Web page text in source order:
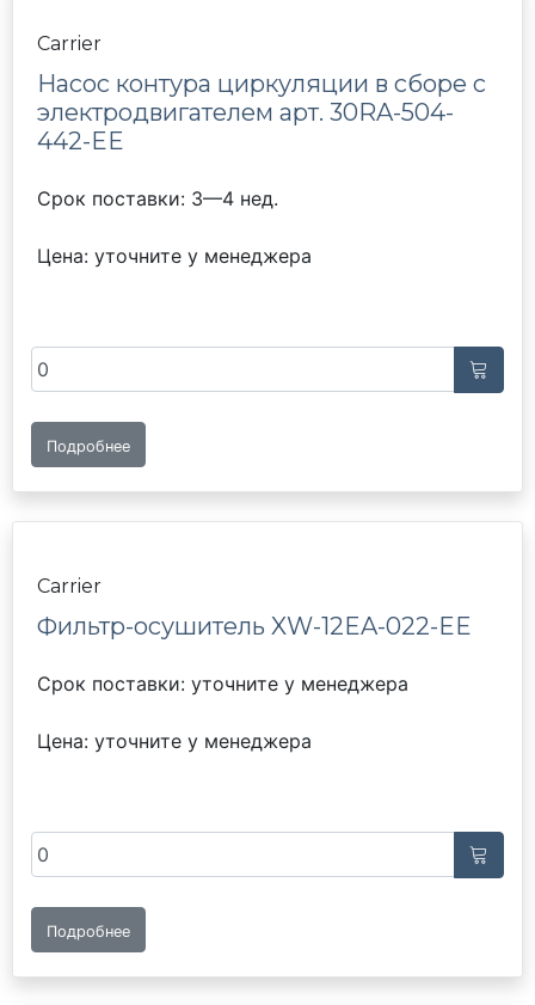
Carrier
Насос контура циркуляции в сборе с
электродвигателем арт. 30RA-504-
442-EE
Срок поставки: 3—4 нед.
Цена: уточните у менеджера
Подробнее
Carrier
Фильтр-осушитель XW-12EA-022-EE
Срок поставки: уточните у менеджера
Цена: уточните у менеджера
Подробнее